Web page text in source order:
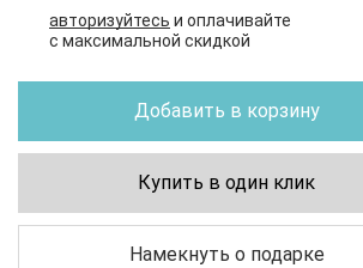
авторизуйтесь и оплачивайте
с максимальной скидкой
Добавить в корзину
Купить в один клик
Намекнуть о подарке